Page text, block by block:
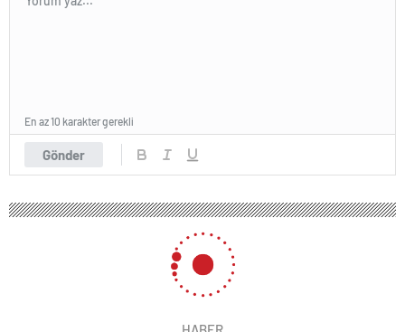
Gönder
En az 10 karakter gerekli